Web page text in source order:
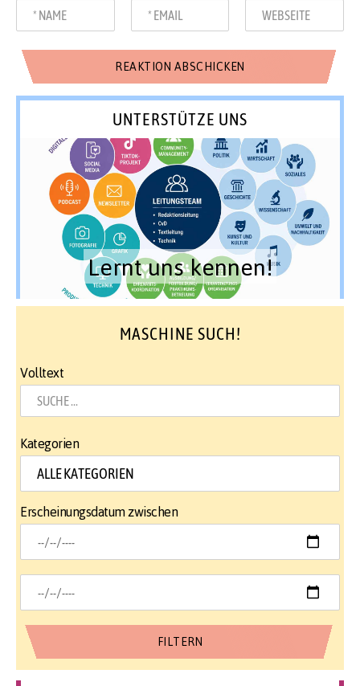
UNTERSTÜTZE UNS
Lernt uns kennen!
MASCHINE SUCH!
Volltext
Kategorien
Erscheinungsdatum zwischen